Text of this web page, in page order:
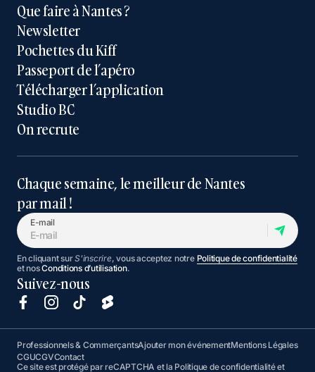
Que faire à Nantes ?
Newsletter
Pochettes du Kiff
Passeport de l’apéro
Télécharger l’application
Studio BC
On recrute
Chaque semaine, le meilleur de Nantes
par mail !
E-mail
En cliquant surS'inscrire, vous acceptez notre Politique de confidentialité
et nosConditions d’utilisation.
Suivez-nous
Professionnels & CommerçantsAjouter mon événementMentions Légales
CGUCGVContact
Ce site est protégé par reCAPTCHA et la Politique de confidentialitéet